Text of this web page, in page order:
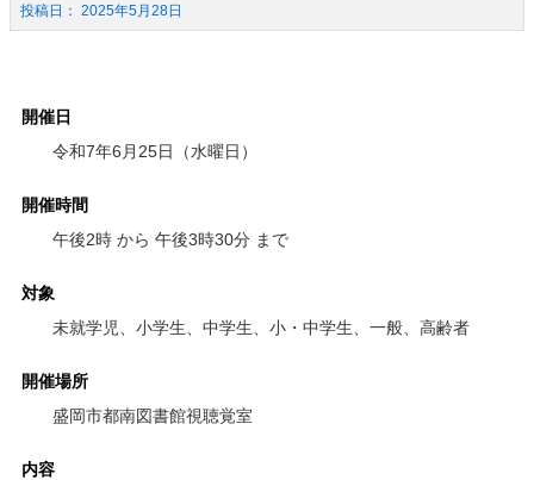
2025年5月28日
開催日
令和7年6月25日（水曜日）
開催時間
午後2時 から 午後3時30分 まで
対象
未就学児、小学生、中学生、小・中学生、一般、高齢者
開催場所
盛岡市都南図書館視聴覚室
内容